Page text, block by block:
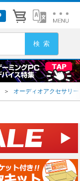
＞ オーディオアクセサリ